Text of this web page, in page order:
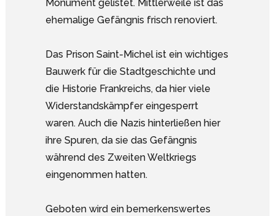
Monument gelistet. Mittlerweile ist das
ehemalige Gefängnis frisch renoviert.
Das Prison Saint-Michel ist ein wichtiges
Bauwerk für die Stadtgeschichte und
die Historie Frankreichs, da hier viele
Widerstandskämpfer eingesperrt
waren. Auch die Nazis hinterließen hier
ihre Spuren, da sie das Gefängnis
während des Zweiten Weltkriegs
eingenommen hatten.
Geboten wird ein bemerkenswertes